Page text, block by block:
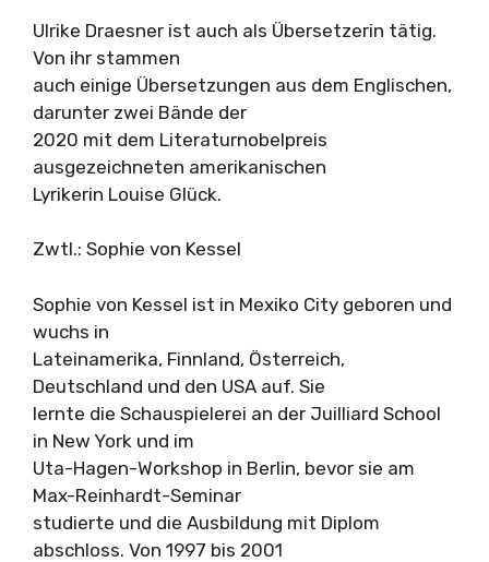
Ulrike Draesner ist auch als Übersetzerin tätig.
Von ihr stammen
auch einige Übersetzungen aus dem Englischen,
darunter zwei Bände der
2020 mit dem Literaturnobelpreis
ausgezeichneten amerikanischen
Lyrikerin Louise Glück.
Zwtl.: Sophie von Kessel
Sophie von Kessel ist in Mexiko City geboren und
wuchs in
Lateinamerika, Finnland, Österreich,
Deutschland und den USA auf. Sie
lernte die Schauspielerei an der Juilliard School
in New York und im
Uta-Hagen-Workshop in Berlin, bevor sie am
Max-Reinhardt-Seminar
studierte und die Ausbildung mit Diplom
abschloss. Von 1997 bis 2001